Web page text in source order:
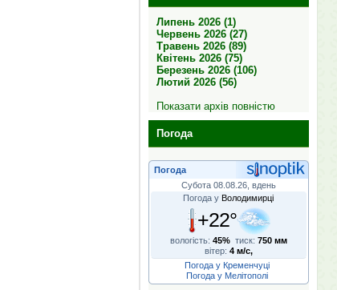
Липень 2026 (1)
Червень 2026 (27)
Травень 2026 (89)
Квітень 2026 (75)
Березень 2026 (106)
Лютий 2026 (56)
Показати архів повністю
Погода
Погода
Субота 08.08.26, вдень
Погода у Володимирці
+22°
вологість: 45% тиск: 750 мм
вітер: 4 м/с,
Погода у Кременчуці
Погода у Мелітополі